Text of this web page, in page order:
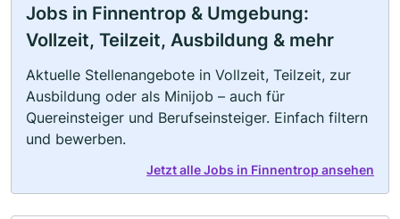
Jobs in Finnentrop & Umgebung:
Vollzeit, Teilzeit, Ausbildung & mehr
Aktuelle Stellenangebote in Vollzeit, Teilzeit, zur
Ausbildung oder als Minijob – auch für
Quereinsteiger und Berufseinsteiger. Einfach filtern
und bewerben.
Jetzt alle Jobs in Finnentrop ansehen